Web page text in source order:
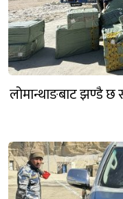
लोमान्थाङबाट झण्डै छ